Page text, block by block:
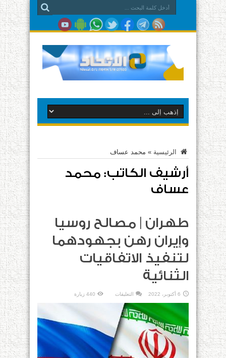
الرئيسية » محمد عساف
أرشيف الكاتب: محمد
عساف
طهران | مصالح روسيا
وإيران رهن بجهودهما
لتنفيذ الاتفاقيات
الثنائية
6 أكتوبر، 2022 التعليقات
|
رهن
بجهودهما
لتنفيذ
الاتفاقيات
الثنائية
مغلقة
440 زيارة